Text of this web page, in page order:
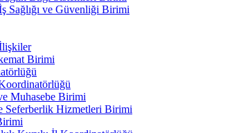
Sağlığı ve Güvenliği Birimi
Birimi
Muhasebe Birimi
Seferberlik Hizmetleri Birimi